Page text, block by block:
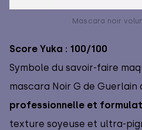
Mascara noir
Score Yuka : 100/100
Symbole du savoir-faire
mascara Noir G de Guerlain
professionnelle et
texture soyeuse et ultra-